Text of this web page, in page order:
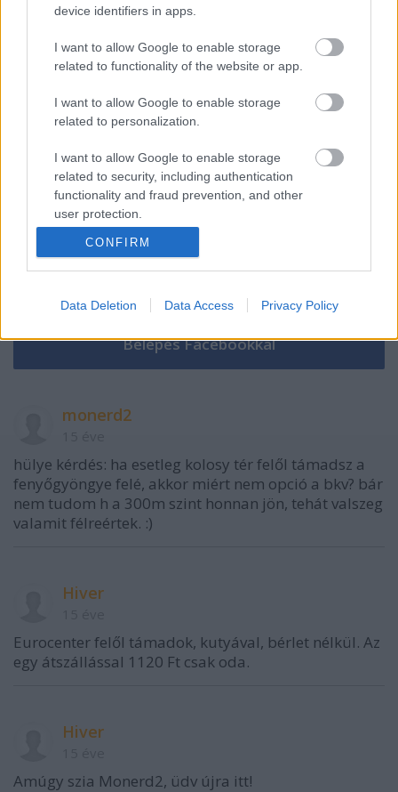
device identifiers in apps.
I want to allow Google to enable storage
related to functionality of the website or app.
I want to allow Google to enable storage
related to personalization.
I want to allow Google to enable storage
related to security, including authentication
functionality and fraud prevention, and other
user protection.
CONFIRM
Data Deletion Data Access Privacy Policy
Szólj hozzá!
A hozzászóláshoz be kell lépned!
monerd2
hülye kérdés: ha esetleg kolosy tér felől támadsz a
fenyőgyöngye felé, akkor miért nem opció a bkv? bár
nem tudom h a 300m szint honnan jön, tehát valszeg
valamit félreértek. :)
Hiver
Eurocenter felől támadok, kutyával, bérlet nélkül. Az
egy átszállással 1120 Ft csak oda.
Hiver
Amúgy szia Monerd2, üdv újra itt!